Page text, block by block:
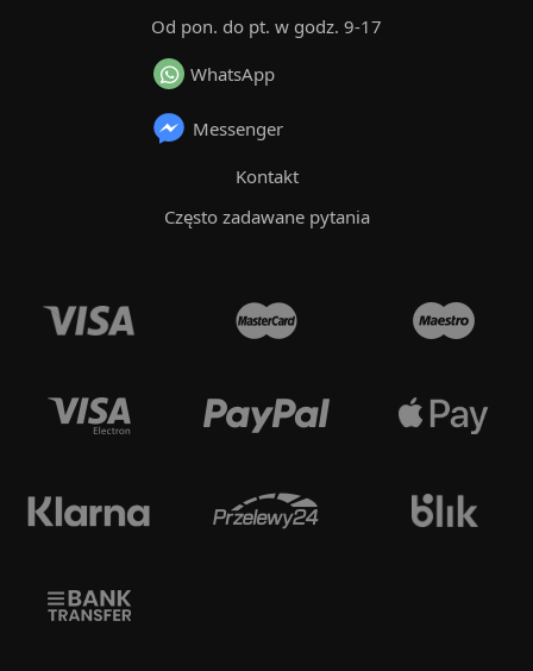
Od pon. do pt. w godz. 9-17
WhatsApp
Messenger
Kontakt
Często zadawane pytania